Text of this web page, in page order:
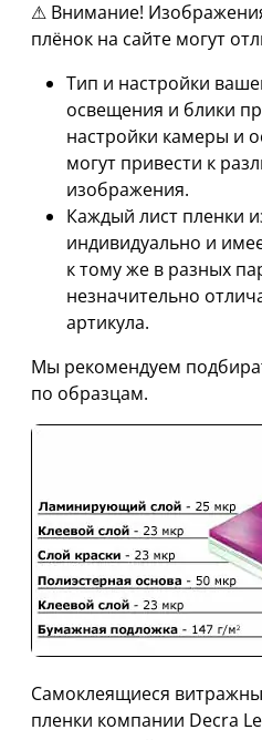
⚠ Внимание!
плёнок на сайте могут
Тип и настройки
освещения и блики
настройки камеры и
могут привести к
изображения.
Каждый лист пленки
индивидуально и
к тому же в разных
незначительно
артикула.
Мы рекомендуем
по образцам.
Самоклеящиеся
пленки компании Decra